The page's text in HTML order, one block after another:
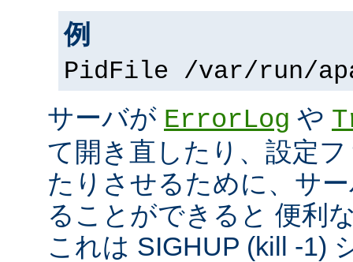
例
PidFile /var/run/
サーバが ErrorLog や
て開き直したり、設定
たりさせるために、サ
ることができると 便利
これは SIGHUP (kill -1)